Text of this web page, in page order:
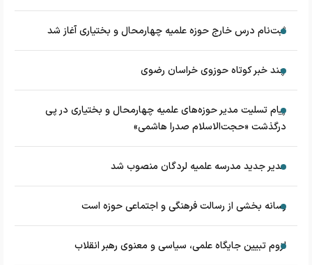
ثبت‌نام درس خارج حوزه علمیه چهارمحال و بختیاری آغاز شد
چند خبر کوتاه حوزوی خراسان رضوی
پیام تسلیت مدیر حوزه‌های علمیه چهارمحال و بختیاری در پی
درگذشت «حجت‌الاسلام صدرا هاشمی»
مدیر جدید مدرسه علمیه لردگان منصوب شد
رسانه بخشی از رسالت فرهنگی و اجتماعی حوزه است
لزوم تبیین جایگاه علمی، سیاسی و معنوی رهبر انقلاب